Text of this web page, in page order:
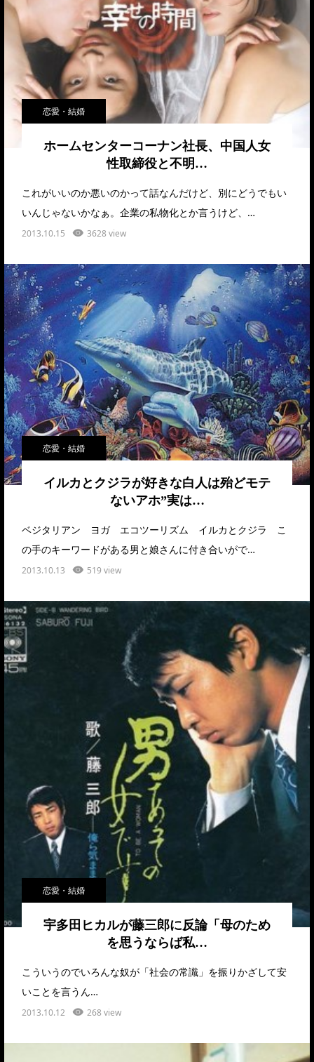
恋愛・結婚
ホームセンターコーナン社長、中国人女
性取締役と不明…
これがいいのか悪いのかって話なんだけど、別にどうでもい
いんじゃないかなぁ。企業の私物化とか言うけど、…
2013.10.15 3628 view
恋愛・結婚
イルカとクジラが好きな白人は殆どモテ
ないアホ”実は…
ベジタリアン ヨガ エコツーリズム イルカとクジラ こ
の手のキーワードがある男と娘さんに付き合いがで…
2013.10.13 519 view
恋愛・結婚
宇多田ヒカルが藤三郎に反論「母のため
を思うならば私…
こういうのでいろんな奴が「社会の常識」を振りかざして安
いことを言うん…
2013.10.12 268 view